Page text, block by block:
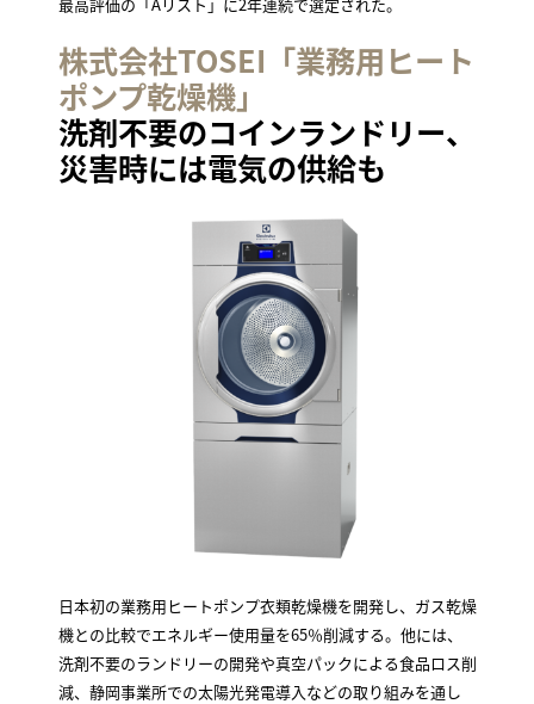
株式会社TOSEI「業務用ヒート
ポンプ乾燥機」
洗剤不要のコインランドリー、
災害時には電気の供給も
日本初の業務用ヒートポンプ衣類乾燥機を開発し、ガス乾燥
機との比較でエネルギー使用量を65％削減する。他には、
洗剤不要のランドリーの開発や真空パックによる食品ロス削
減、静岡事業所での太陽光発電導入などの取り組みを通し